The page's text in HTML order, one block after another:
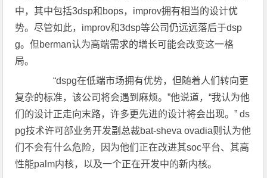
中，其中包括3dsp和bops，improv拥有相当的设计优
势。尽管如此，improv和3dsp等公司仍远远落后于dsp
g。但berman认为高端需求的增长可能会改变这一格
局。
“dspg在低端市场拥有优势，但随着人们转向更
复杂的标准，该公司将会遇到麻烦。”他说道，“我认为他
们的设计正走向末路，许多更先进的设计将会出现。” ds
pg技术许可部业务开发副总裁bat-sheva ovadia则认为他
们不会有什么危险，因为他们正在改进其soc平台、其高
性能palm内核，以及一个正在开发中的新内核。